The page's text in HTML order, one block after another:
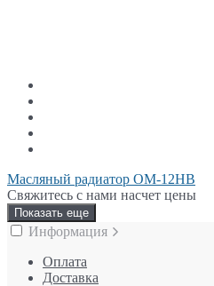
Масляный радиатор ОМ-12НВ
Свяжитесь с нами насчет цены
Показать еще
Информация
Оплата
Доставка